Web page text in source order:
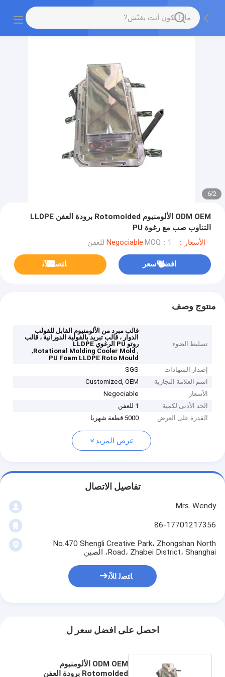
2
/
6
ODM OEM الألومنيوم Rotomolded برودة العفن LLDPE
التناوب صب مع رغوة PU
الأسعار：Negociable MOQ：1 للعفن
افضل سعر ﺎﺘﺼﻟ ﺍﻶﻧ
منتوج وصف
تسليط الضوء
قالب مبرد من الألومنيوم القابل للقولب
الدوار ، قالب تبريد بالقولبة الدورانية ، قالب
روتو PU الرغوي LLDPE
,
Rotational Molding Cooler Mold
,
PU Foam LLDPE Roto Mould
إصدار الشهادات
SGS
اسم العلامة التجارية
Customized, OEM
الأسعار
Negociable
الحد الأدنى لكمية
1 للعفن
القدرة على العرض
5000 قطعة شهريا
عرض المزيد
تفاصيل الاتصال
Mrs. Wendy
86-17701217356
No.470 Shengli Creative Park، Zhongshan North
Road، Zhabei District، Shanghai، الصين
ﺎﺘﺼﻟ ﺍﻶﻧ
احصل على افضل سعر ل
ODM OEM الألومنيوم
Rotomolded برودة العفن